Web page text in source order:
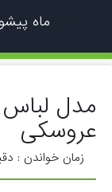
ماه
مدل لباس
عروسکی
زمان خواندن :